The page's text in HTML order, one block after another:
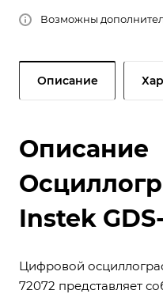
Возможны
Описание
Описание
Instek
Цифровой
72072 представляет